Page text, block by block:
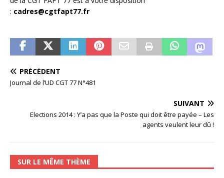
: cadres@cgtfapt77.fr
PRÉCÉDENT
Journal de l’UD CGT 77 N°481
SUIVANT
Elections 2014 : Y’a pas que la Poste qui doit être payée – Les
agents veulent leur dû !
SUR LE MÊME THÈME